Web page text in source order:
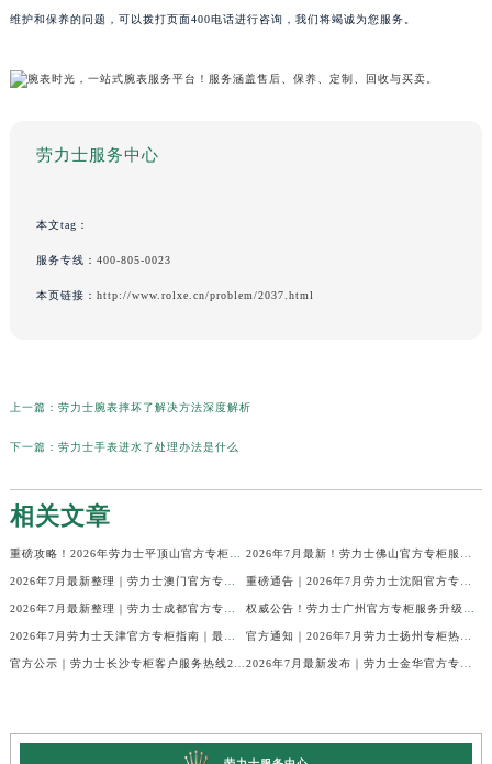
维护和保养的问题，可以拨打页面400电话进行咨询，我们将竭诚为您服务。
劳力士服务中心
本文tag：
服务专线： 400-805-0023
本页链接： http://www.rolxe.cn/problem/2037.html
上一篇： 劳力士腕表摔坏了解决方法深度解析
下一篇： 劳力士手表进水了处理办法是什么
相关文章